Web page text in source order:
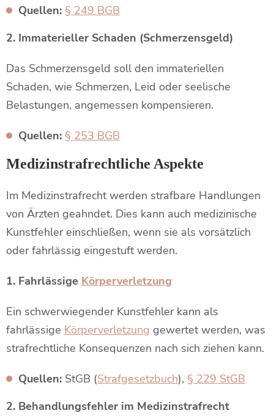
Quellen: § 249 BGB
2. Immaterieller Schaden (Schmerzensgeld)
Das Schmerzensgeld soll den immateriellen
Schaden, wie Schmerzen, Leid oder seelische
Belastungen, angemessen kompensieren.
Quellen: § 253 BGB
Medizinstrafrechtliche Aspekte
Im Medizinstrafrecht werden strafbare Handlungen
von Ärzten geahndet. Dies kann auch medizinische
Kunstfehler einschließen, wenn sie als vorsätzlich
oder fahrlässig eingestuft werden.
1. Fahrlässige Körperverletzung
Ein schwerwiegender Kunstfehler kann als
fahrlässige Körperverletzung gewertet werden, was
strafrechtliche Konsequenzen nach sich ziehen kann.
Quellen: StGB (Strafgesetzbuch), § 229 StGB
2. Behandlungsfehler im Medizinstrafrecht